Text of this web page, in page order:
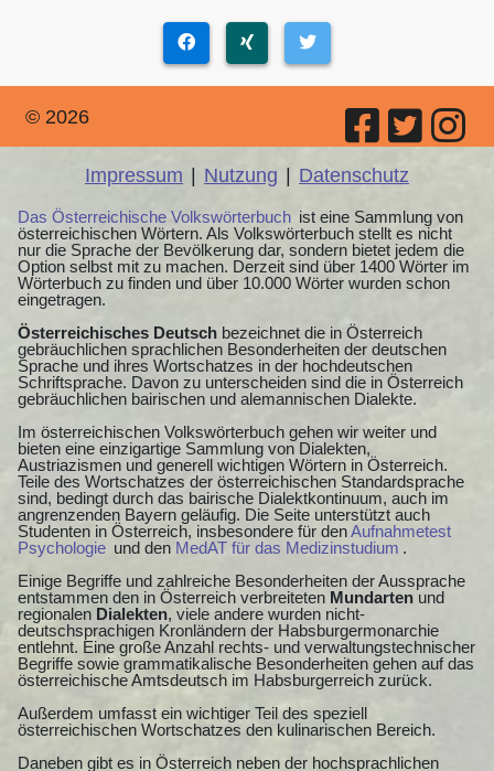
© 2026
Impressum Nutzung Datenschutz
Das Österreichische Volkswörterbuch ist eine Sammlung von
österreichischen Wörtern. Als Volkswörterbuch stellt es nicht
nur die Sprache der Bevölkerung dar, sondern bietet jedem die
Option selbst mit zu machen. Derzeit sind über 1400 Wörter im
Wörterbuch zu finden und über 10.000 Wörter wurden schon
eingetragen.
Österreichisches Deutsch bezeichnet die in Österreich
gebräuchlichen sprachlichen Besonderheiten der deutschen
Sprache und ihres Wortschatzes in der hochdeutschen
Schriftsprache. Davon zu unterscheiden sind die in Österreich
gebräuchlichen bairischen und alemannischen Dialekte.
Im österreichischen Volkswörterbuch gehen wir weiter und
bieten eine einzigartige Sammlung von Dialekten,
Austriazismen und generell wichtigen Wörtern in Österreich.
Teile des Wortschatzes der österreichischen Standardsprache
sind, bedingt durch das bairische Dialektkontinuum, auch im
angrenzenden Bayern geläufig. Die Seite unterstützt auch
Studenten in Österreich, insbesondere für denAufnahmetest
Psychologie und den MedAT für das Medizinstudium .
Einige Begriffe und zahlreiche Besonderheiten der Aussprache
entstammen den in Österreich verbreiteten Mundarten und
regionalen Dialekten, viele andere wurden nicht-
deutschsprachigen Kronländern der Habsburgermonarchie
entlehnt. Eine große Anzahl rechts- und verwaltungstechnischer
Begriffe sowie grammatikalische Besonderheiten gehen auf das
österreichische Amtsdeutsch im Habsburgerreich zurück.
Außerdem umfasst ein wichtiger Teil des speziell
österreichischen Wortschatzes den kulinarischen Bereich.
Daneben gibt es in Österreich neben der hochsprachlichen